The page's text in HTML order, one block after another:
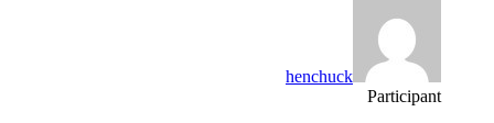
henchuck
Participant